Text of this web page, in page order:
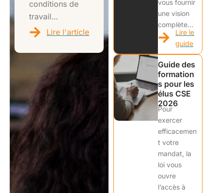
conditions de
travail…
Lire l'article
vous fournir
une vision
complète…
Lire le
guide
Guide des
formation
s pour les
élus CSE
2026
Pour
exercer
efficacemen
t votre
mandat, la
loi vous
ouvre
l’accès à